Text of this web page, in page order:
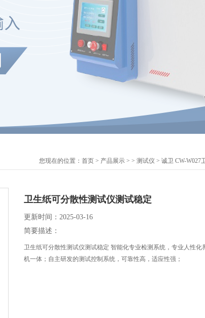
您现在的位置： 首页 > 产品展示 > > 测试仪 > 诚卫 CW-W027
卫生纸可分散性测试仪测试稳定
更新时间：2025-03-16
简要描述：
卫生纸可分散性测试仪测试稳定 智能化专业检测系统，专业人性化
机一体；自主研发的测试控制系统，可靠性高，适应性强；